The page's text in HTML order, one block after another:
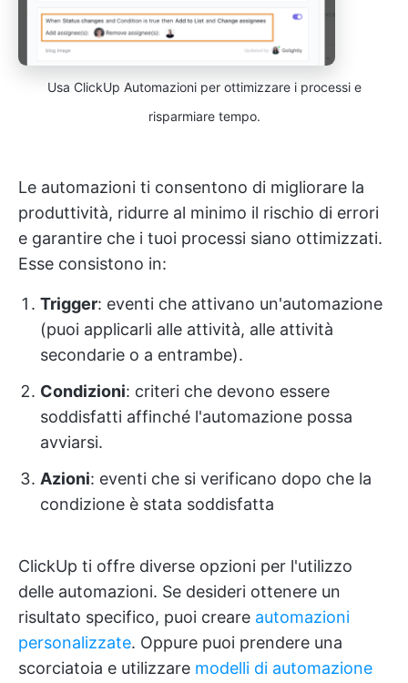
Usa ClickUp Automazioni per ottimizzare i processi e
risparmiare tempo.
Le automazioni ti consentono di migliorare la
produttività, ridurre al minimo il rischio di errori
e garantire che i tuoi processi siano ottimizzati.
Esse consistono in:
Trigger: eventi che attivano un'automazione
(puoi applicarli alle attività, alle attività
secondarie o a entrambe).
Condizioni: criteri che devono essere
soddisfatti affinché l'automazione possa
avviarsi.
Azioni: eventi che si verificano dopo che la
condizione è stata soddisfatta
ClickUp ti offre diverse opzioni per l'utilizzo
delle automazioni. Se desideri ottenere un
risultato specifico, puoi creare automazioni
personalizzate. Oppure puoi prendere una
scorciatoia e utilizzare modelli di automazione